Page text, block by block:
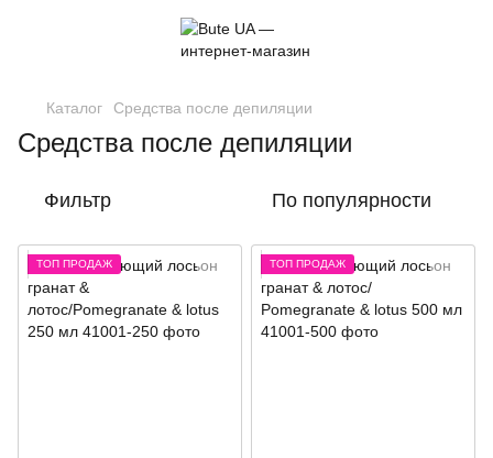
Каталог Средства после депиляции
Средства после депиляции
Фильтр По популярности
ТОП ПРОДАЖ ТОП ПРОДАЖ